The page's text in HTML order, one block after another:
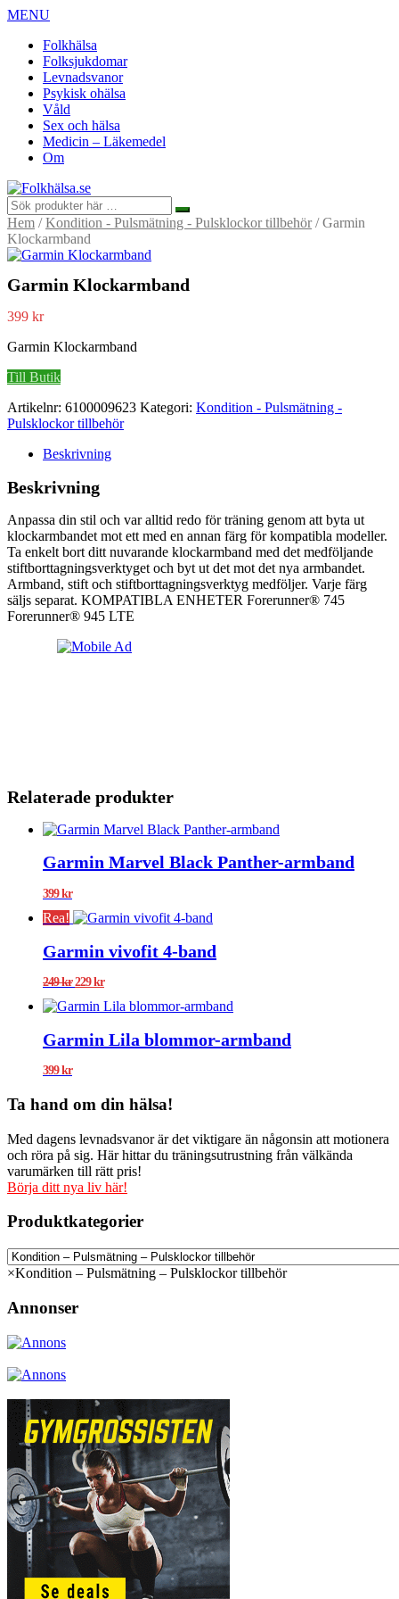
MENU
Folkhälsa
Folksjukdomar
Levnadsvanor
Psykisk ohälsa
Våld
Sex och hälsa
Medicin – Läkemedel
Om
Hem /Kondition - Pulsmätning - Pulsklockor tillbehör/ Garmin
Klockarmband
Garmin Klockarmband
399 kr
Garmin Klockarmband
Till Butik
Artikelnr: 6100009623 Kategori: Kondition - Pulsmätning -
Pulsklockor tillbehör
Beskrivning
Beskrivning
Anpassa din stil och var alltid redo för träning genom att byta ut
klockarmbandet mot ett med en annan färg för kompatibla modeller.
Ta enkelt bort ditt nuvarande klockarmband med det medföljande
stiftborttagningsverktyget och byt ut det mot det nya armbandet.
Armband, stift och stiftborttagningsverktyg medföljer. Varje färg
säljs separat. KOMPATIBLA ENHETER Forerunner® 745
Forerunner® 945 LTE
Relaterade produkter
Garmin Marvel Black Panther-armband
399kr
Rea!
Garmin vivofit 4-band
249kr Det
priset
249 kr.
229krDet
priset
229 kr.
Garmin Lila blommor-armband
399kr
Ta hand om din hälsa!
Med dagens levnadsvanor är det viktigare än någonsin att motionera
och röra på sig. Här hittar du träningsutrustning från välkända
varumärken till rätt pris!
Börja ditt nya liv här!
Produktkategorier
×Kondition – Pulsmätning – Pulsklockor tillbehör
Annonser